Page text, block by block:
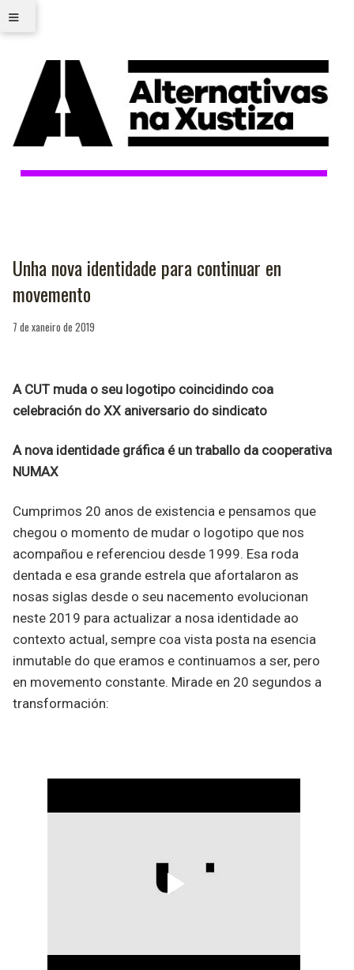
≡
Unha nova identidade para continuar en
movemento
7 de xaneiro de 2019
A CUT muda o seu logotipo coincidindo coa
celebración do XX aniversario do sindicato
A nova identidade gráfica é un traballo da cooperativa
NUMAX
Cumprimos 20 anos de existencia e pensamos que
chegou o momento de mudar o logotipo que nos
acompañou e referenciou desde 1999. Esa roda
dentada e esa grande estrela que afortalaron as
nosas siglas desde o seu nacemento evolucionan
neste 2019 para actualizar a nosa identidade ao
contexto actual, sempre coa vista posta na esencia
inmutable do que eramos e continuamos a ser, pero
en movemento constante. Mirade en 20 segundos a
transformación: